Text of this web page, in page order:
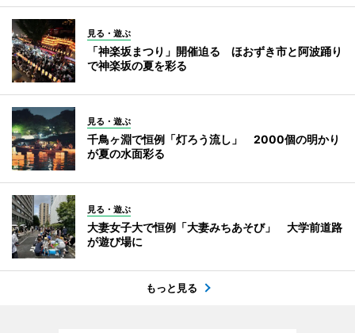
見る・遊ぶ
「神楽坂まつり」開催迫る ほおずき市と阿波踊り
で神楽坂の夏を彩る
見る・遊ぶ
千鳥ヶ淵で恒例「灯ろう流し」 2000個の明かり
が夏の水面彩る
見る・遊ぶ
大妻女子大で恒例「大妻みちあそび」 大学前道路
が遊び場に
もっと見る